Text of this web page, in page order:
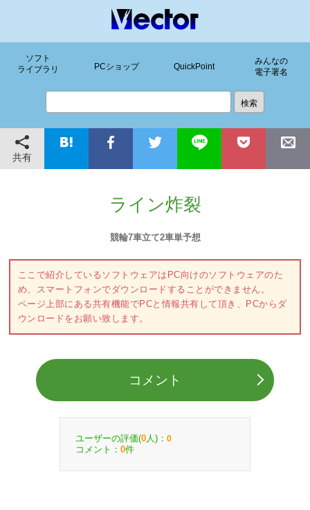
ソフト
ライブラリ
PCショップ QuickPoint
みんなの
電子署名
共有
ライン炸裂
競輪7車立て2車単予想
ここで紹介しているソフトウェアはPC向けのソフトウェアのた
め、スマートフォンでダウンロードすることができません。
ページ上部にある共有機能でPCと情報共有して頂き、PCからダ
ウンロードをお願い致します。
コメント
ユーザーの評価(0 人)： 0
コメント： 0件